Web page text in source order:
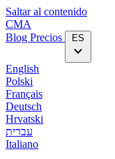
Saltar al contenido
CMA
Blog‎ Precios ES
English
Polski
Français
Deutsch
Hrvatski
עברית
Italiano